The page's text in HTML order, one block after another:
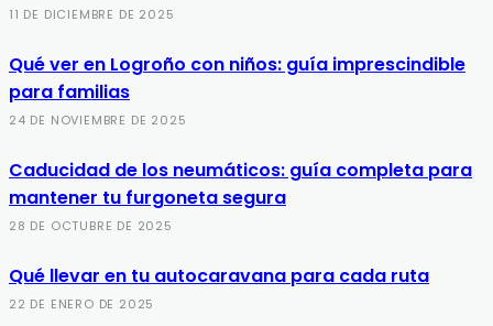
11 DE DICIEMBRE DE 2025
Qué ver en Logroño con niños: guía imprescindible
para familias
24 DE NOVIEMBRE DE 2025
Caducidad de los neumáticos: guía completa para
mantener tu furgoneta segura
28 DE OCTUBRE DE 2025
Qué llevar en tu autocaravana para cada ruta
22 DE ENERO DE 2025